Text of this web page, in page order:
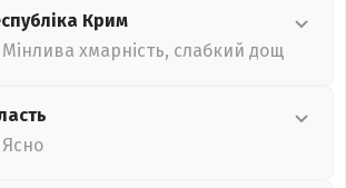
Крим
Мінлива хмарність, слабкий дощ
Ясно